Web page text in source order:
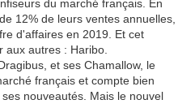
du marché français. En
12% de leurs ventes annuelles,
d'affaires en 2019. Et cet
autres : Haribo.
et ses Chamallow, le
français et compte bien
nouveautés. Mais le nouvel